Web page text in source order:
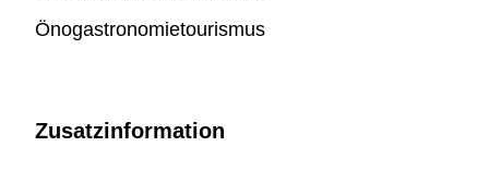
Önogastronomietourismus
Zusatzinformation